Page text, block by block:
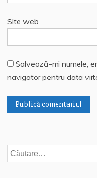
Site web
Salvează-mi numele,
navigator pentru data
Caută
după: